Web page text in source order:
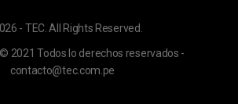
- TEC. All Rights Reserved.
2021 Todos lo derechos reservados -
contacto@tec.com.pe